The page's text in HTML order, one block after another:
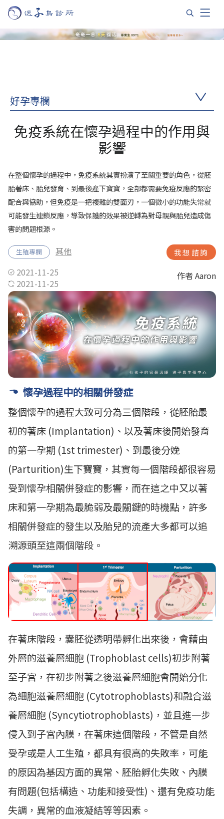
好孕專欄
免疫系統在懷孕過程中的作用與
影響
在整個懷孕的過程中，免疫系統其實扮演了至關重要的角色，從胚
胎著床、胎兒發育、到最後產下寶寶，全部都需要免疫反應的緊密
配合與協助，但免疫是一把複雜的雙面刃，一個微小的功能失常就
可能發生連鎖反應，導致保護的效果被逆轉為對母親與胎兒造成傷
害的問題根源。
生殖專欄 其他 我想諮詢
2021-11-25
2021-11-25
作者 Aaron
懷孕過程中的相關併發症
整個懷孕的過程大致可分為三個階段，從胚胎最
初的著床 (Implantation)、以及著床後開始發育
的第一孕期 (1st trimester)、到最後分娩
(Parturition)生下寶寶，其實每一個階段都很容易
受到懷孕相關併發症的影響，而在這之中又以著
床和第一孕期為最脆弱及最關鍵的時機點，許多
相關併發症的發生以及胎兒的流產大多都可以追
溯源頭至這兩個階段。
在著床階段，囊胚從透明帶孵化出來後，會藉由
外層的滋養層細胞 (Trophoblast cells)初步附著
至子宮，在初步附著之後滋養層細胞會開始分化
為細胞滋養層細胞 (Cytotrophoblasts)和融合滋
養層細胞 (Syncytiotrophoblasts)，並且進一步
侵入到子宮內膜，在著床這個階段，不管是自然
受孕或是人工生殖，都具有很高的失敗率，可能
的原因為基因方面的異常、胚胎孵化失敗、內膜
有問題(包括構造、功能和接受性)、還有免疫功能
失調，異常的血液凝結等等因素。